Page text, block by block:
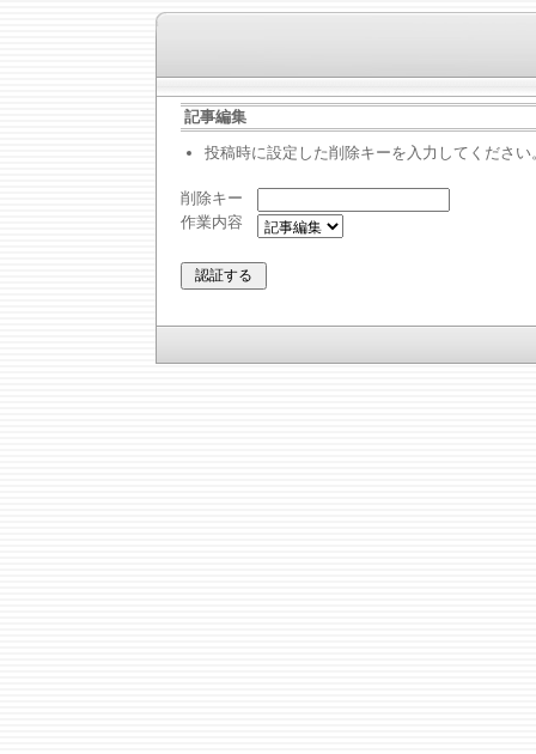
記事編集
投稿時に設定した削除キーを入力してください
削除キー
作業内容